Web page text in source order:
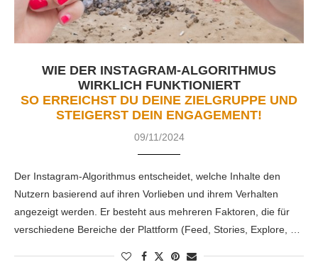
WIE DER INSTAGRAM-ALGORITHMUS
WIRKLICH FUNKTIONIERT
SO ERREICHST DU DEINE ZIELGRUPPE UND
STEIGERST DEIN ENGAGEMENT!
09/11/2024
Der Instagram-Algorithmus entscheidet, welche Inhalte den
Nutzern basierend auf ihren Vorlieben und ihrem Verhalten
angezeigt werden. Er besteht aus mehreren Faktoren, die für
verschiedene Bereiche der Plattform (Feed, Stories, Explore, …